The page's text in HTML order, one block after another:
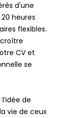
d'une
heures
flexibles.
CV et
se
de
vie de ceux